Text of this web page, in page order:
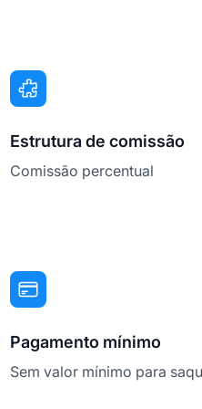
Estrutura de comissão
Comissão percentual
Pagamento mínimo
Sem valor mínimo para